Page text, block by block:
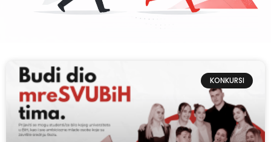
KONKURSI